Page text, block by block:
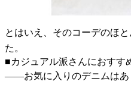
とはいえ、そのコーデのほ
た。
■カジュアル派さんにおすす
――お気に入りのデニムはあ